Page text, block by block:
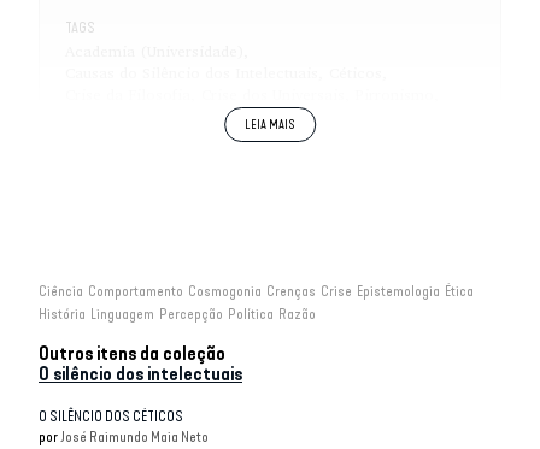
Ciência Comportamento Cosmogonia Crenças Crise Epistemologia Ética
História Linguagem Percepção Política Razão
Outros itens da coleção
O silêncio dos intelectuais
O SILÊNCIO DOS CÉTICOS
porJosé Raimundo Maia Neto
TAGS
Razão Absoluta
sociologia